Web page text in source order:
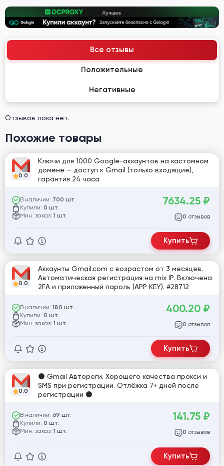
Все отзывы
Положительные
Негативные
Отзывов пока нет.
Похожие товары
0.0
Ключи для 1000 Google-аккаунтов на кастомном
домене — доступ к Gmail (только входящие),
гарантия 24 часа
В наличии: 700 шт.
Купили: 0 шт.
Мин. заказ: 1 шт.
7634.25 ₽
0 отзывов
Купить
0.0
Аккаунты Gmail.com с возрастом от 3 месяцев.
Автоматическая регистрация на mix IP. Включена
2FA и приложенный пароль (APP KEY). #28712
В наличии: 180 шт.
Купили: 0 шт.
Мин. заказ: 1 шт.
400.20 ₽
0 отзывов
Купить
0.0
⚫ Gmail Автореги. Хорошего качества прокси и
SMS при регистрации. Отлёжка 7+ дней после
регистрации ⚫
В наличии: 69 шт.
Купили: 0 шт.
Мин. заказ: 1 шт.
141.75 ₽
0 отзывов
Купить